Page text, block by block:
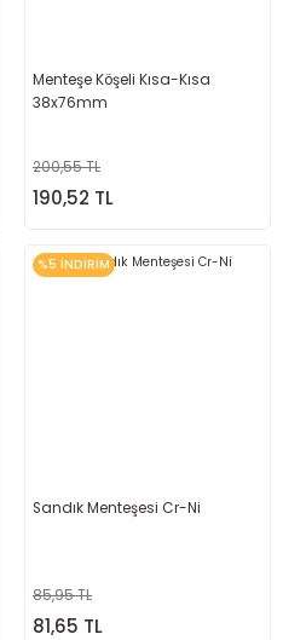
Menteşe Köşeli Kısa-Kısa
38x76mm
200,55 TL
190,52 TL
%5 İNDİRİM
Sandık Menteşesi Cr-Ni
85,95 TL
81,65 TL